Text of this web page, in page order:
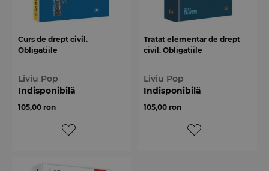
Curs de drept civil.
Obligatiile
Liviu Pop
Indisponibilă
105,00 ron
Tratat elementar de drept
civil. Obligatiile
Liviu Pop
Indisponibilă
105,00 ron